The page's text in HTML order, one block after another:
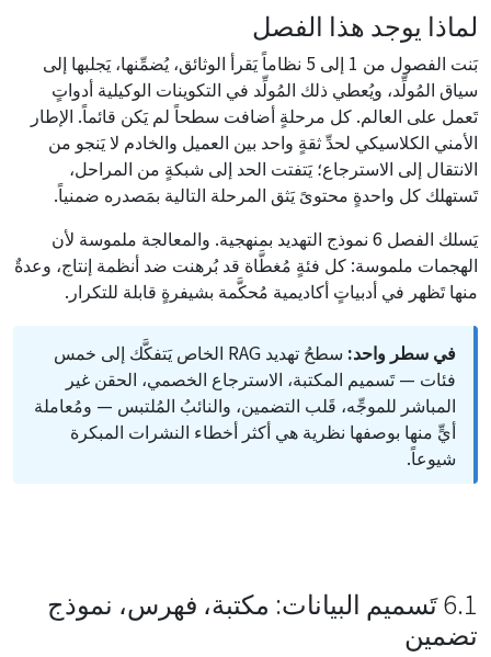
لماذا يوجد هذا الفصل
بَنت الفصول من 1 إلى 5 نظاماً يَقرأ الوثائق، يُضمِّنها، يَجلبها إلى
سياق المُولِّد، ويُعطي ذلك المُولِّد في التكوينات الوكيلية أدواتٍ
تَعمل على العالم. كل مرحلةٍ أضافت سطحاً لم يَكن قائماً. الإطار
الأمني الكلاسيكي لحدِّ ثقةٍ واحد بين العميل والخادم لا يَنجو من
الانتقال إلى الاسترجاع؛ يَتفتت الحد إلى شبكةٍ من المراحل،
تَستهلك كل واحدةٍ محتوىً يَثق المرحلة التالية بمَصدره ضمنياً.
يَسلك الفصل 6 نموذج التهديد بمنهجية. والمعالجة ملموسة لأن
الهجمات ملموسة: كل فئةٍ مُغطَّاة قد بُرهنت ضد أنظمة إنتاج، وعدةٌ
منها تَظهر في أدبياتٍ أكاديمية مُحكَّمة بشيفرةٍ قابلة للتكرار.
في سطر واحد:
سطحُ تهديد RAG الخاص يَتفكَّك إلى خمس
فئات — تَسميم المكتبة، الاسترجاع الخصمي، الحقن غير
المباشر للموجِّه، قَلب التضمين، والنائبُ المُلتبس — ومُعاملة
أيٍّ منها بوصفها نظرية هي أكثر أخطاء النشرات المبكرة
شيوعاً.
6.1 تَسميم البيانات: مكتبة، فهرس، نموذج
تضمين